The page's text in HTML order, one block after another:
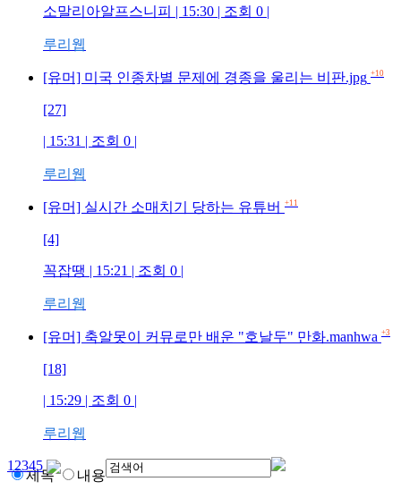
소말리아알프스니피 | 15:30 | 조회 0 |
루리웹
[유머] 미국 인종차별 문제에 경종을 울리는 비판.jpg +10
[27]
| 15:31 | 조회 0 |
루리웹
[유머] 실시간 소매치기 당하는 유튜버 +11
[4]
꼭잡땡 | 15:21 | 조회 0 |
루리웹
[유머] 축알못이 커뮤로만 배운 "호날두" 만화.manhwa +3
[18]
| 15:29 | 조회 0 |
루리웹
12345
제목 내용